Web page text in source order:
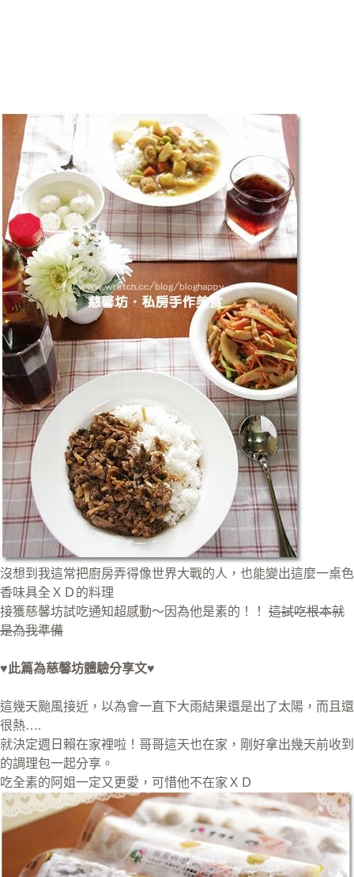
沒想到我這常把廚房弄得像世界大戰的人，也能變出這麼一桌色
香味具全ＸＤ的料理
接獲慈馨坊試吃通知超感動～因為他是素的！！ 這試吃根本就
是為我準備
♥此篇為慈馨坊體驗分享文♥
這幾天颱風接近，以為會一直下大雨結果還是出了太陽，而且還
很熱….
就決定週日賴在家裡啦！哥哥這天也在家，剛好拿出幾天前收到
的調理包一起分享。
吃全素的阿姐一定又更愛，可惜他不在家ＸＤ